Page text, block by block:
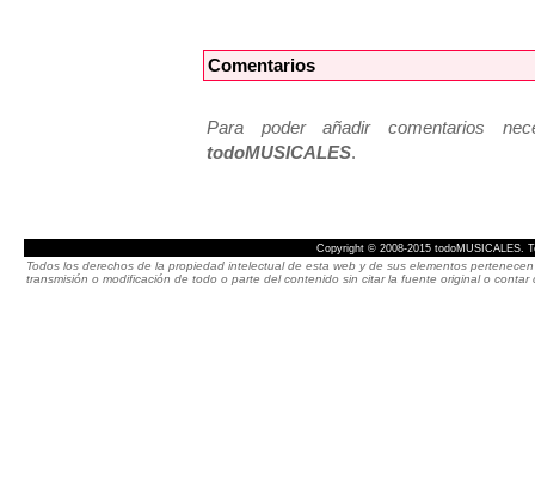
Comentarios
Para poder añadir comentarios
todoMUSICALES.
Copyright © 2008-2015 todoMUSICALES.
Todos los derechos de la propiedad intelectual de esta web y de sus elementos
transmisión o modificación de todo o parte del contenido sin citar la fuente original o